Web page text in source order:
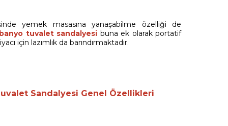
yemek masasına yanaşabilme özelliği de
tuvalet sandalyesi buna ek olarak portatif
için lazımlık da barındırmaktadır.
Sandalyesi Genel Özellikleri